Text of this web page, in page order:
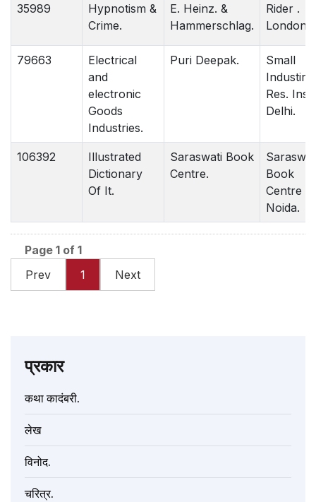
प्रकार
कथा कादंबरी.
लेख
विनोद.
चरित्र.
35989
Hypnotism &
Crime.
E. Heinz. &
Hammerschlag.
Rider .
London.
79663
Electrical
and
electronic
Goods
Industries.
Puri Deepak.
Small
Res. Ins.
Delhi.
106392
Illustrated
Dictionary
Of It.
Saraswati Book
Centre.
Book
Centre
Noida.
Page 1 of 1
Prev
1 Next